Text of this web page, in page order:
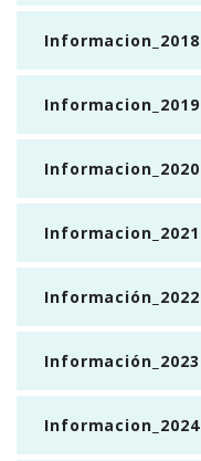
Informacion_2018
Informacion_2019
Informacion_2020
Informacion_2021
Información_2022
Información_2023
Informacion_2024